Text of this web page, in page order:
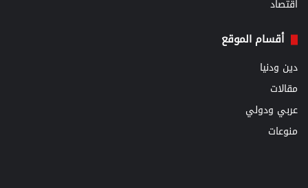
اقتصاد
أقسام الموقع
دين ودنيا
مقالات
عربي ودولي
منوعات